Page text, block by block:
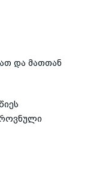
და მათთან